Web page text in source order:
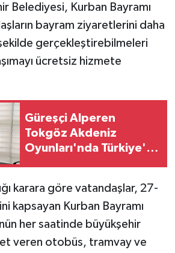
Belediyesi, Kurban Bayramı
bayram ziyaretlerini daha
gerçekleştirebilmeleri
ücretsiz hizmete
Güreşçi Alperen
Tokgöz Akdeniz
Oyunları'nda Türkiye'yi
karara göre vatandaşlar, 27-
kapsayan Kurban Bayramı
her saatinde büyükşehir
veren otobüs, tramvay ve